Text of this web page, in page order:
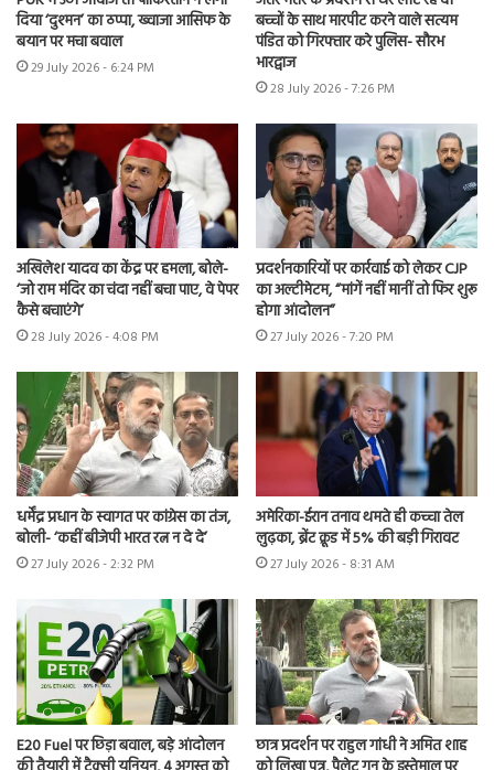
दिया ‘दुश्मन’ का ठप्पा, ख्वाजा आसिफ के
बयान पर मचा बवाल
29 July 2026 - 6:24 PM
बच्चों के साथ मारपीट करने वाले सत्यम
पंडित को गिरफ्तार करे पुलिस- सौरभ
भारद्वाज
28 July 2026 - 7:26 PM
अखिलेश यादव का केंद्र पर हमला, बोले-
‘जो राम मंदिर का चंदा नहीं बचा पाए, वे पेपर
कैसे बचाएंगे’
28 July 2026 - 4:08 PM
प्रदर्शनकारियों पर कार्रवाई को लेकर CJP
का अल्टीमेटम, “मांगें नहीं मानीं तो फिर शुरू
होगा आंदोलन”
27 July 2026 - 7:20 PM
धर्मेंद्र प्रधान के स्वागत पर कांग्रेस का तंज,
बोली- ‘कहीं बीजेपी भारत रत्न न दे दे’
27 July 2026 - 2:32 PM
अमेरिका-ईरान तनाव थमते ही कच्चा तेल
लुढ़का, ब्रेंट क्रूड में 5% की बड़ी गिरावट
27 July 2026 - 8:31 AM
E20 Fuel पर छिड़ा बवाल, बड़े आंदोलन
छात्र प्रदर्शन पर राहुल गांधी ने अमित शाह